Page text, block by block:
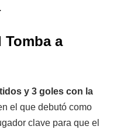
a
y 3 goles con la
el que debutó como
clave para que el